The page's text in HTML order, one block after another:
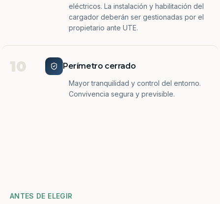
eléctricos. La instalación y habilitación del
cargador deberán ser gestionadas por el
propietario ante UTE.
10 Perímetro cerrado
Mayor tranquilidad y control del entorno.
Convivencia segura y previsible.
ANTES DE ELEGIR